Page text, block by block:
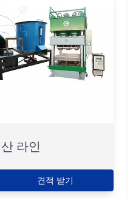
라인
견적 받기